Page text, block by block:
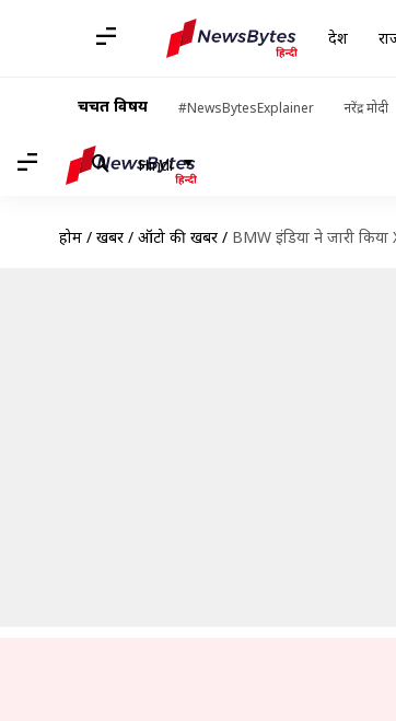
देश
चर्चित विषय #NewsBytesExplainer नरेंद्र मोदी
Hindi
होम / खबरें / ऑटो की खबरें / BMW इंडिया ने जारी